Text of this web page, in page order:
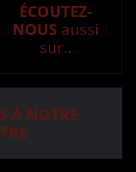
ÉCOUTEZ-
NOUS aussi
sur..
À NOTRE